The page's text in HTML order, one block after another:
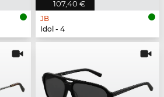
107,40 €
JB
Idol - 4